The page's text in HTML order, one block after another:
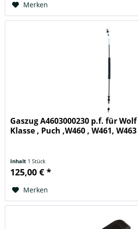
Merken
Gaszug A4603000230 p.f. für Wolf
Klasse , Puch ,W460 , W461, W463
Inhalt 1 Stück
125,00 € *
Merken